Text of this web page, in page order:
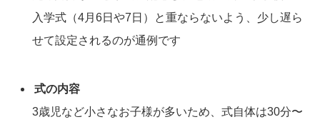
入学式（4月6日や7日）と重ならないよう、少し遅ら
せて設定されるのが通例です
式の内容
3歳児など小さなお子様が多いため、式自体は30分〜